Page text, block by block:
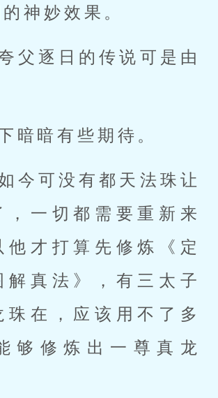
神妙效果。
父逐日的传说可是由
暗暗有些期待。
今可没有都天法珠让
，一切都需要重新来
他才打算先修炼《定
解真法》，有三太子
珠在，应该用不了多
够修炼出一尊真龙